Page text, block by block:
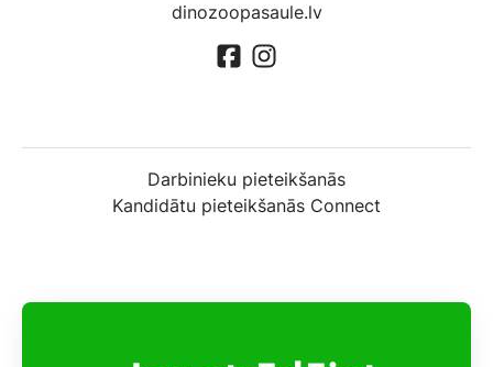
dinozoopasaule.lv
Darbinieku pieteikšanās
Kandidātu pieteikšanās Connect